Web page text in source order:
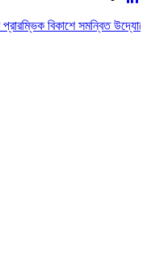
বিকাশে সমন্বিত